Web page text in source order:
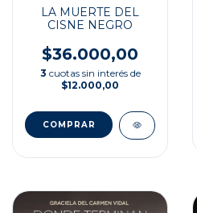
LA MUERTE DEL
CISNE NEGRO
$36.000,00
3 cuotas sin interés de
$12.000,00